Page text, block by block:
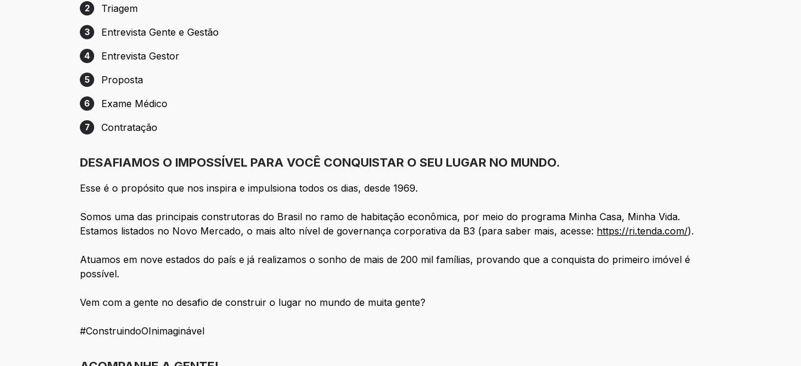
Etapa 2: Triagem
2 Triagem
Etapa 3: Entrevista Gente e Gestão
3 Entrevista Gente e Gestão
Etapa 4: Entrevista Gestor
4 Entrevista Gestor
Etapa 5: Proposta
5 Proposta
Etapa 6: Exame Médico
6 Exame Médico
Etapa 7: Contratação
7 Contratação
DESAFIAMOS O IMPOSSÍVEL PARA VOCÊ CONQUISTAR O SEU LUGAR NO MUNDO.
Esse é o propósito que nos inspira e impulsiona todos os dias, desde 1969.
Somos uma das principais construtoras do Brasil no ramo de habitação econômica, por meio do programa Minha Casa, Minha Vida.
Estamos listados no Novo Mercado, o mais alto nível de governança corporativa da B3 (para saber mais, acesse: https://ri.tenda.com/).
Atuamos em nove estados do país e já realizamos o sonho de mais de 200 mil famílias, provando que a conquista do primeiro imóvel é
possível.
Vem com a gente no desafio de construir o lugar no mundo de muita gente?
#ConstruindoOInimaginável